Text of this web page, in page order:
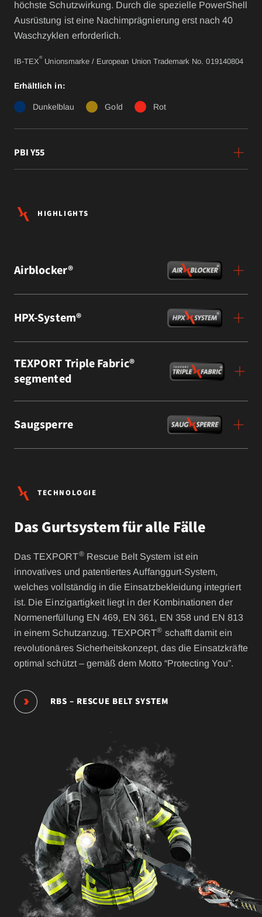
höchste Schutzwirkung. Durch die spezielle PowerShell
Ausrüstung ist eine Nachimprägnierung erst nach 40
Waschzyklen erforderlich.
IB-TEX® Unionsmarke / European Union Trademark No. 019140804
Erhältlich in:
Dunkelblau Gold Rot
PBI Y55
HIGHLIGHTS
Airblocker®
HPX-System®
TEXPORT Triple Fabric®
segmented
Saugsperre
TECHNOLOGIE
Das Gurtsystem für alle Fälle
Das TEXPORT®Rescue Belt System ist ein
innovatives und patentiertes Auffanggurt-System,
welches vollständig in die Einsatzbekleidung integriert
ist. Die Einzigartigkeit liegt in der Kombinationen der
Normenerfüllung EN 469, EN 361, EN 358 und EN 813
in einem Schutzanzug. TEXPORT® schafft damit ein
revolutionäres Sicherheitskonzept, das die Einsatzkräfte
optimal schützt – gemäß dem Motto “Protecting You”.
RBS – RESCUE BELT SYSTEM